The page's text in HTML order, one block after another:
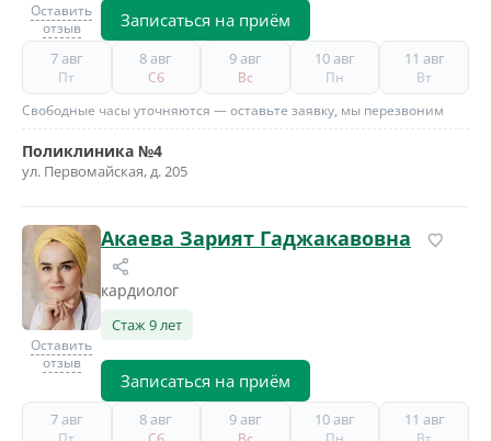
Оставить
отзыв
Записаться на приём
7 авг
Пт
8 авг
Сб
9 авг
Вс
10 авг
Пн
11 авг
Вт
Свободные часы уточняются — оставьте заявку, мы перезвоним
Поликлиника №4
ул. Первомайская, д. 205
Оставить
отзыв
Акаева Зарият Гаджакавовна
кардиолог
Стаж 9 лет
Записаться на приём
7 авг 8 авг 9 авг 10 авг 11 авг